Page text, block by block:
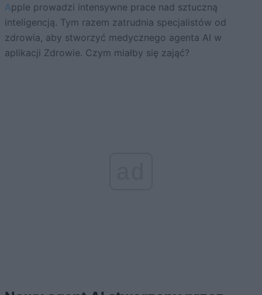
Apple prowadzi intensywne prace nad sztuczną
inteligencją. Tym razem zatrudnia specjalistów od
zdrowia, aby stworzyć medycznego agenta AI w
aplikacji Zdrowie. Czym miałby się zająć?